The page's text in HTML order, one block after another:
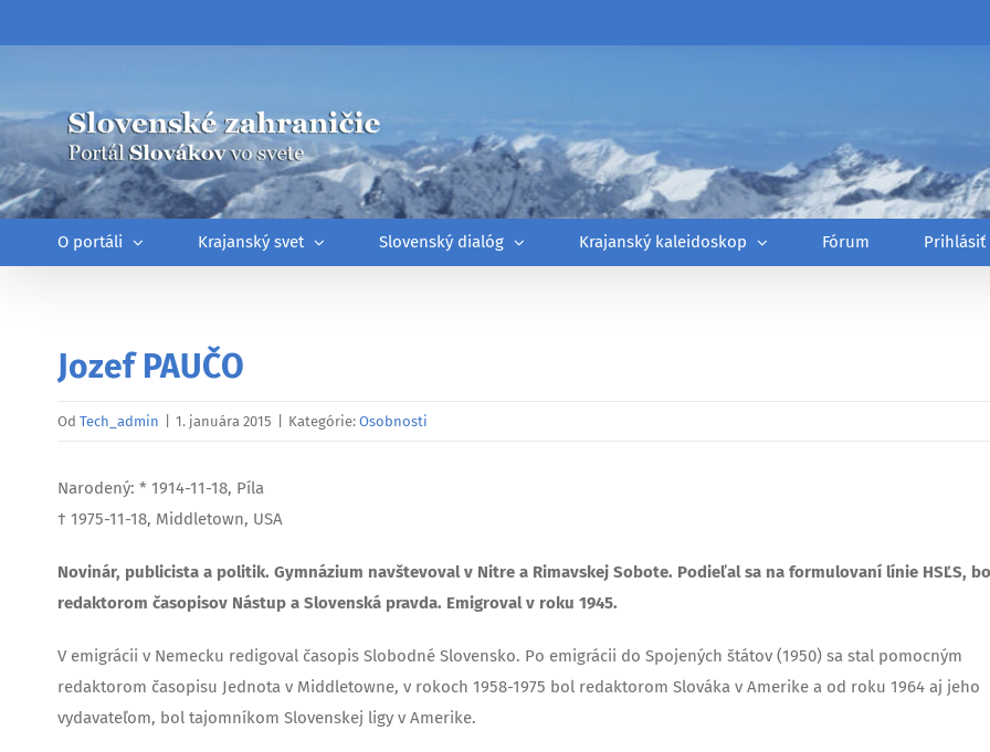
to
O portáli Krajanský svet Slovenský dialóg Krajanský kaleidoskop Fórum Prihlásiť
Jozef PAUČO
Od Tech_admin 1. januára 2015 Kategórie: Osobnosti
Narodený: * 1914-11-18, Píla
† 1975-11-18, Middletown, USA
Novinár, publicista a politik. Gymnázium navštevoval v Nitre a Rimavskej Sobote. Podieľal sa na formulovaní línie HSĽS,
redaktorom časopisov Nástup a Slovenská pravda. Emigroval v roku 1945.
V emigrácii v Nemecku redigoval časopis Slobodné Slovensko. Po emigrácii do Spojených štátov (1950) sa stal pomocným
redaktorom časopisu Jednota v Middletowne, v rokoch 1958-1975 bol redaktorom Slováka v Amerike a od roku 1964 aj jeho
vydavateľom, bol tajomníkom Slovenskej ligy v Amerike.